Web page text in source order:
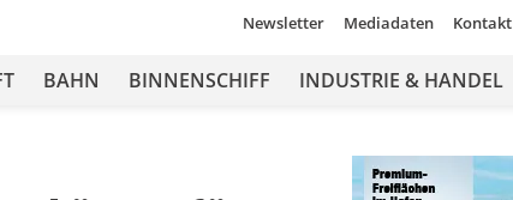
Newsletter Mediadaten Kontakt
BAHN BINNENSCHIFF INDUSTRIE & HANDEL